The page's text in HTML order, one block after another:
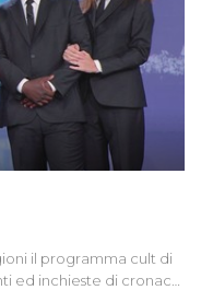
ne...
il programma cult di
ed inchieste di cronaca